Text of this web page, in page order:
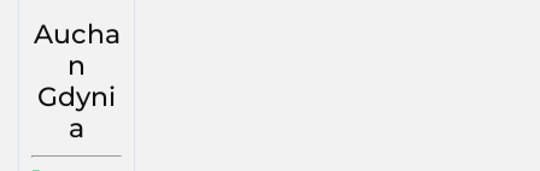
Aucha
n
Gdyni
a